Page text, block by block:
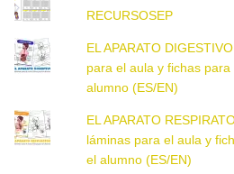
RECURSOSEP
EL APARATO
para el aula y fichas para
alumno (ES/EN)
EL APARATO
láminas para el aula y
el alumno (ES/EN)